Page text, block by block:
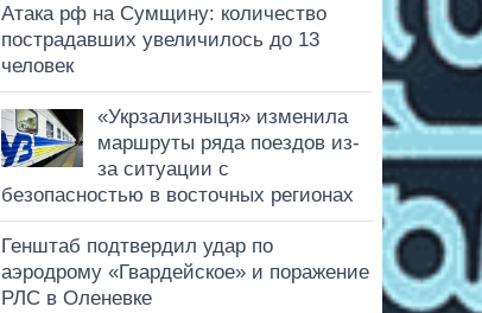
Атака рф на Сумщину: количество
пострадавших увеличилось до 13
человек
«Укрзализныця» изменила
маршруты ряда поездов из-
за ситуации с
безопасностью в восточных регионах
Генштаб подтвердил удар по
аэродрому «Гвардейское» и поражение
РЛС в Оленевке